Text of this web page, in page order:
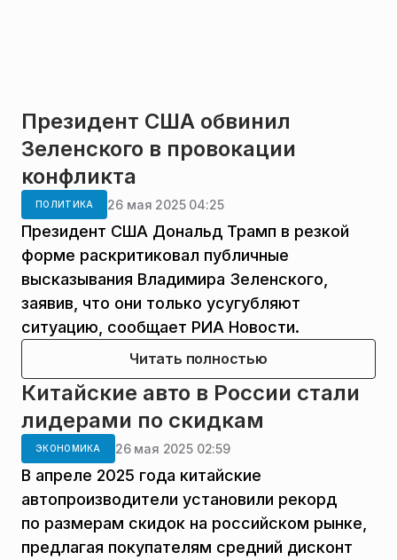
Президент США обвинил
Зеленского в провокации
конфликта
ПОЛИТИКА 26 мая 2025 04:25
Президент США Дональд Трамп в резкой
форме раскритиковал публичные
высказывания Владимира Зеленского,
заявив, что они только усугубляют
ситуацию, сообщает РИА Новости.
Читать полностью
Китайские авто в России стали
лидерами по скидкам
ЭКОНОМИКА 26 мая 2025 02:59
В апреле 2025 года китайские
автопроизводители установили рекорд
по размерам скидок на российском рынке,
предлагая покупателям средний дисконт